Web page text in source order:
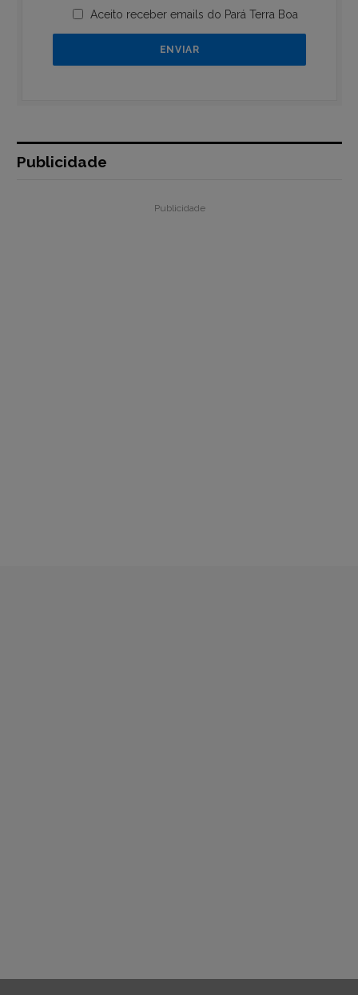
Aceito receber emails do Pará Terra Boa
Publicidade
Publicidade